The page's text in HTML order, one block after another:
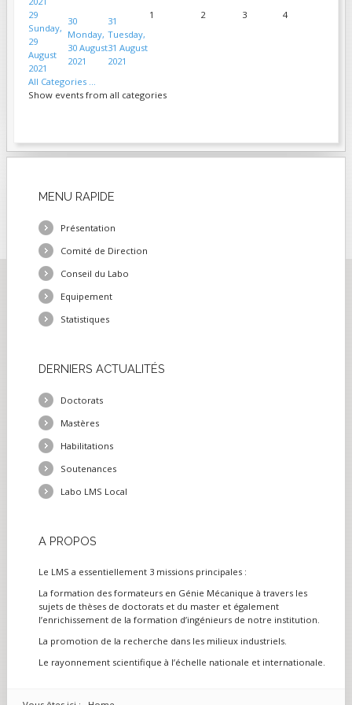
29
Sunday,
29
August
2021
30
Monday,
30 August
2021
31
Tuesday,
31 August
2021
1 2 3 4
All Categories ...
Show events from all categories
MENU RAPIDE
Présentation
Comité de Direction
Conseil du Labo
Equipement
Statistiques
DERNIERS ACTUALITÉS
Doctorats
Mastères
Habilitations
Soutenances
Labo LMS Local
A PROPOS
Le LMS a essentiellement 3 missions principales :
La formation des formateurs en Génie Mécanique à travers les
sujets de thèses de doctorats et du master et également
l’enrichissement de la formation d’ingénieurs de notre institution.
La promotion de la recherche dans les milieux industriels.
Le rayonnement scientifique à l’échelle nationale et internationale.